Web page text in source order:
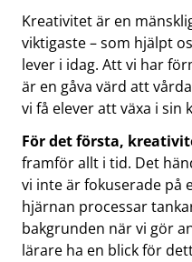
Kreativitet är en
viktigaste – som hjälpt
lever i idag. Att vi har
är en gåva värd att
vi få elever att växa i sin
För det första,
framför allt i tid. Det
vi inte är fokuserade på
hjärnan processar
bakgrunden när vi gör
lärare ha en blick för